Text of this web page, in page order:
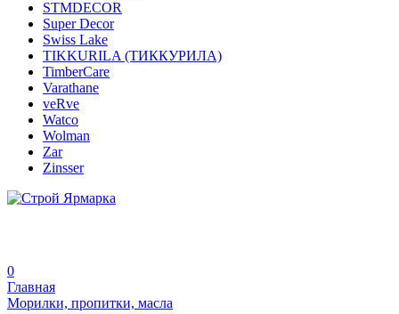
STMDECOR
Super Decor
Swiss Lake
TIKKURILA (ТИККУРИЛА)
TimberCare
Varathane
veRve
Watco
Wolman
Zar
Zinsser
0
Главная
Морилки, пропитки, масла